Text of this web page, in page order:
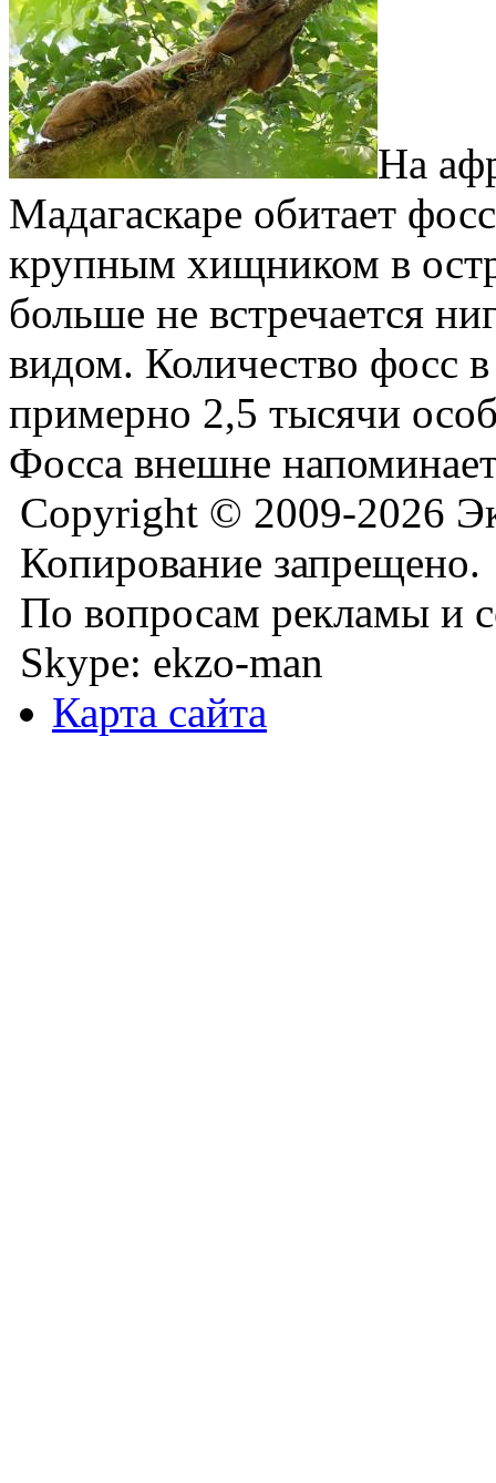
На
Мадагаскаре обитает
крупным хищником в
больше не встречается
видом. Количество фосс
примерно 2,5 тысячи
Фосса внешне
Copyright © 2009-2026
Копирование запрещено.
По вопросам рекламы и
Skype: ekzo-man
Карта сайта